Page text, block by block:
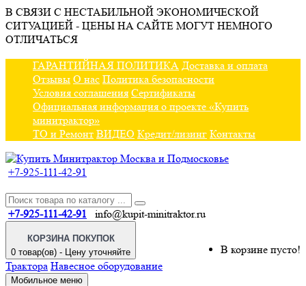
В СВЯЗИ С НЕСТАБИЛЬНОЙ ЭКОНОМИЧЕСКОЙ
СИТУАЦИЕЙ - ЦЕНЫ НА САЙТЕ МОГУТ НЕМНОГО
ОТЛИЧАТЬСЯ
ГАРАНТИЙНАЯ ПОЛИТИКА Доставка и оплата
Отзывы О нас Политика безопасности
Условия соглашения Сертификаты
Официальная информация о проекте «Купить
минитрактор»
ТО и Ремонт ВИДЕО Кредит/лизинг Контакты
+7-925-111-42-91
+7-925-111-42-91 info@kupit-minitraktor.ru
КОРЗИНА ПОКУПОК
0 товар(ов) - Цену уточняйте
В корзине пусто!
Трактора Навесное оборудование
Мобильное меню